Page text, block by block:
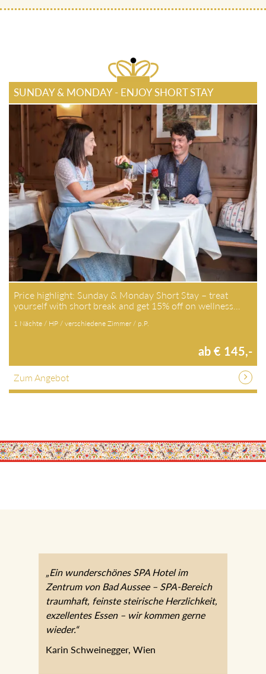
SUNDAY & MONDAY - ENJOY SHORT STAY
Price highlight: Sunday & Monday Short Stay – treat
yourself with short break and get 15% off on wellness…
ab € 145,-
Zum Angebot
„Ein wunderschönes SPA Hotel im
Zentrum von Bad Aussee – SPA-Bereich
traumhaft, feinste steirische Herzlichkeit,
exzellentes Essen – wir kommen gerne
wieder.“